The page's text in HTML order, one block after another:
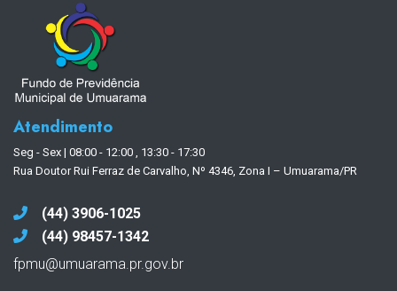
Atendimento
Seg - Sex | 08:00 - 12:00 , 13:30 - 17:30
Rua Doutor Rui Ferraz de Carvalho, Nº 4346, Zona I – Umuarama/PR
(44) 3906-1025
(44) 98457-1342
fpmu@umuarama.pr.gov.br